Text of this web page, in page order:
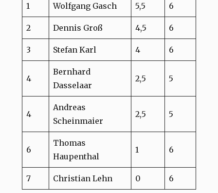
1 Wolfgang Gasch 5,5 6
2 Dennis Groß 4,5 6
3 Stefan Karl 4 6
4
Bernhard
Dasselaar
2,5 5
4
Andreas
Scheinmaier
2,5 5
6
Thomas
Haupenthal
1 6
7 Christian Lehn 0 6